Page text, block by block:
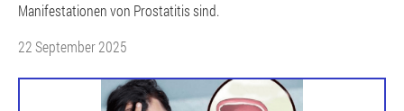
Manifestationen von Prostatitis sind.
22 September 2025